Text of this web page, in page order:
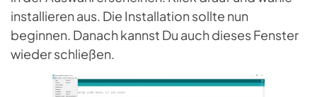
installieren aus. Die Installation sollte nun
beginnen. Danach kannst Du auch dieses Fenster
wieder schließen.